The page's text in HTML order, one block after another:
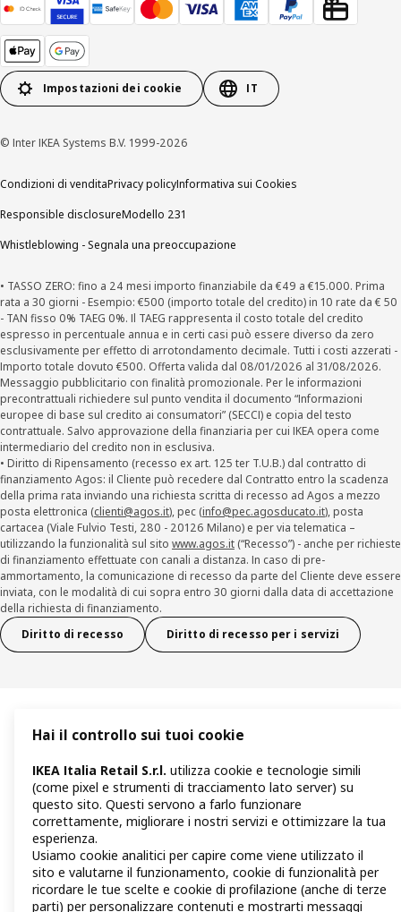
Impostazioni dei cookie IT
© Inter IKEA Systems B.V. 1999-2026
Condizioni di venditaPrivacy policyInformativa sui Cookies
Responsible disclosureModello 231
Whistleblowing - Segnala una preoccupazione
• TASSO ZERO: fino a 24 mesi importo finanziabile da €49 a €15.000. Prima
rata a 30 giorni - Esempio: €500 (importo totale del credito) in 10 rate da € 50
- TAN fisso 0% TAEG 0%. Il TAEG rappresenta il costo totale del credito
espresso in percentuale annua e in certi casi può essere diverso da zero
esclusivamente per effetto di arrotondamento decimale. Tutti i costi azzerati -
Importo totale dovuto €500. Offerta valida dal 08/01/2026 al 31/08/2026.
Messaggio pubblicitario con finalità promozionale. Per le informazioni
precontrattuali richiedere sul punto vendita il documento “Informazioni
europee di base sul credito ai consumatori” (SECCI) e copia del testo
contrattuale. Salvo approvazione della finanziaria per cui IKEA opera come
intermediario del credito non in esclusiva.
• Diritto di Ripensamento (recesso ex art. 125 ter T.U.B.) dal contratto di
finanziamento Agos: il Cliente può recedere dal Contratto entro la scadenza
della prima rata inviando una richiesta scritta di recesso ad Agos a mezzo
posta elettronica (clienti@agos.it), pec (info@pec.agosducato.it), posta
cartacea (Viale Fulvio Testi, 280 - 20126 Milano) e per via telematica –
utilizzando la funzionalità sul sito www.agos.it (“Recesso”) - anche per richieste
di finanziamento effettuate con canali a distanza. In caso di pre-
ammortamento, la comunicazione di recesso da parte del Cliente deve essere
inviata, con le modalità di cui sopra entro 30 giorni dalla data di accettazione
della richiesta di finanziamento.
Diritto di recesso
Diritto di recesso per i servizi
Hai il controllo sui tuoi cookie
IKEA Italia Retail S.r.l. utilizza cookie e tecnologie simili
(come pixel e strumenti di tracciamento lato server) su
questo sito. Questi servono a farlo funzionare
correttamente, migliorare i nostri servizi e ottimizzare la tua
esperienza.
Usiamo cookie analitici per capire come viene utilizzato il
sito e valutarne il funzionamento, cookie di funzionalità per
ricordare le tue scelte e cookie di profilazione (anche di terze
parti) per personalizzare contenuti e mostrarti messaggi